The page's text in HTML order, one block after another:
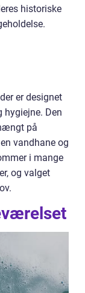
historiske
er designet
Den
på
vandhane og
i mange
og valget